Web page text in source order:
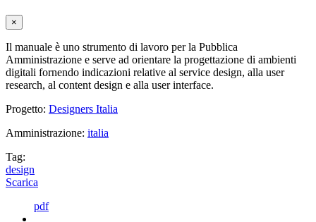
×
Il manuale è uno strumento di lavoro per la Pubblica
Amministrazione e serve ad orientare la progettazione di ambienti
digitali fornendo indicazioni relative al service design, alla user
research, al content design e alla user interface.
Progetto: Designers Italia
Amministrazione: italia
Tag:
design
Scarica
pdf